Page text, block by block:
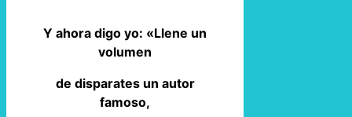
Y ahora digo yo: «Llene un
volumen
de disparates un autor
famoso,